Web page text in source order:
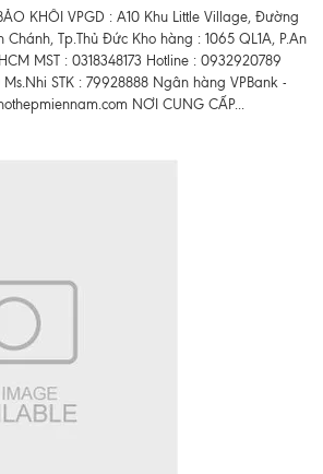
KHÔI VPGD : A10 Khu Little Village, Đường
Chánh, Tp.Thủ Đức Kho hàng : 1065 QL1A, P.An
MST : 0318348173 Hotline : 0932920789
Ms.Nhi STK : 79928888 Ngân hàng VPBank -
NƠI CUNG CẤP...